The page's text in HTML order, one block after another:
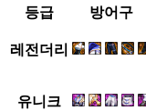
등급
방어구
레전더리
유니크